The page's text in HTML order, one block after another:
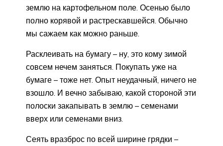
землю на картофельном поле. Осенью было
полно корявой и растрескавшейся. Обычно
мы сажаем как можно раньше.
Расклеивать на бумагу – ну, это кому зимой
совсем нечем заняться. Покупать уже на
бумаге – тоже нет. Опыт неудачный, ничего не
взошло. И вечно забываю, какой стороной эти
полоски закапывать в землю – семенами
вверх или семенами вниз.
Сеять вразброс по всей ширине грядки –